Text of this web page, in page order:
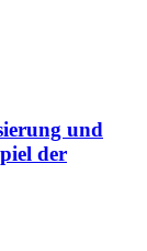
und
der